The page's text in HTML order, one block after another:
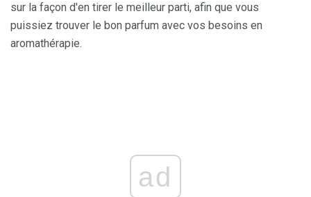
sur la façon d'en tirer le meilleur parti, afin que vous
puissiez trouver le bon parfum avec vos besoins en
aromathérapie.
ad